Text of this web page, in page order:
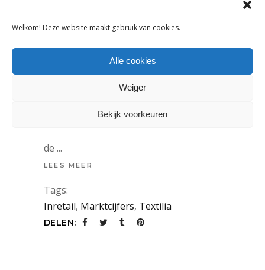
Welkom! Deze website maakt gebruik van cookies.
Alle cookies
Weiger
Bekijk voorkeuren
INRETAIL: MODEBRANCHE HAALT IN
2017 HOOGSTE OMZETGROEI IN 10
de
LEES MEER
Tags:
Inretail, Marktcijfers, Textilia
DELEN: